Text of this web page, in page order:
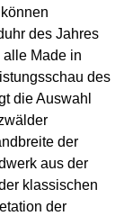
des Jahres
alle Made in
des
die Auswahl
der
aus der
klassischen
der